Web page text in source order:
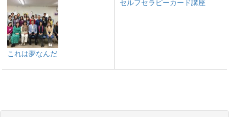
これは夢なんだ
セルフセラピーカード講座